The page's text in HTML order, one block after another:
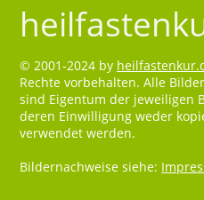
© 2001-2024 by
Rechte vorbehalten. Alle
sind Eigentum der jeweiligen
deren Einwilligung weder
verwendet werden.
Bildernachweise siehe: